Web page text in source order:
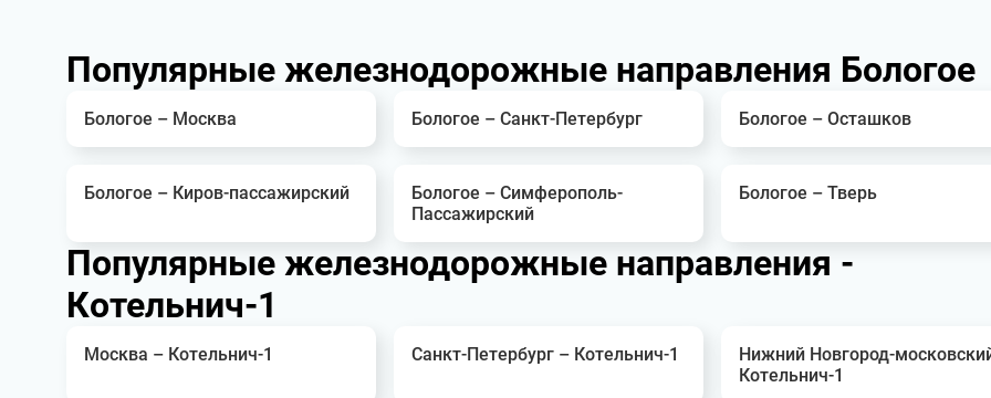
Популярные железнодорожные направления Бологое
Бологое – Москва Бологое – Санкт-Петербург Бологое – Осташков
Бологое – Киров-пассажирский
Бологое – Симферополь-
Пассажирский
Бологое – Тверь
Популярные железнодорожные направления -
Котельнич-1
Москва – Котельнич-1 Санкт-Петербург – Котельнич-1
Нижний Новгород-
Котельнич-1